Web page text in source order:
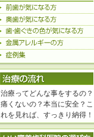
治療ってどんな事をするの？
痛くないの？本当に安全？こ
れを見れば、すっきり納得！